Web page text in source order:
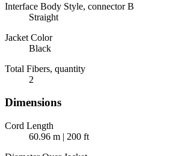
Interface Body Style, connector B
Straight
Jacket Color
Black
Total Fibers, quantity
2
Dimensions
Cord Length
60.96 m | 200 ft